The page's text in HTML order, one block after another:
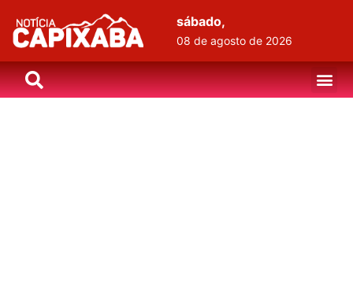
sábado,
08 de agosto de 2026